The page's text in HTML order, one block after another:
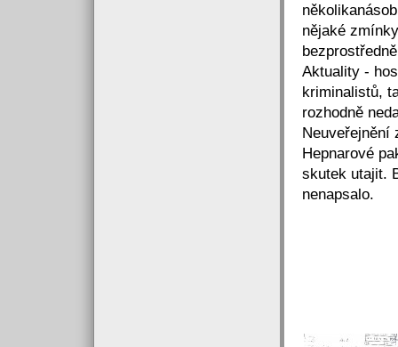
nějaké
Aktuality -
kriminalistů,
rozhodně
Neuveřejnění
Hepnarové
skutek utajit.
nenapsalo.